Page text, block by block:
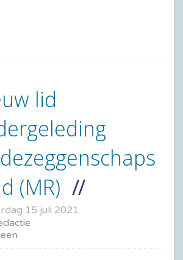
lid
(MR)
15 juli 2021